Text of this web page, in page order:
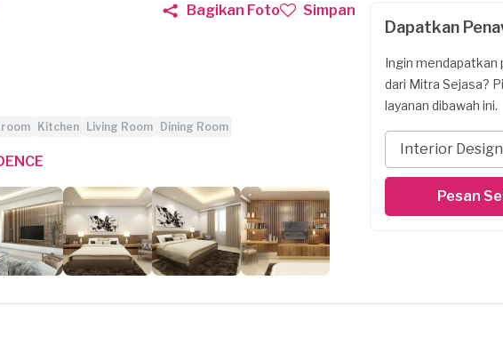
Bagikan Foto Simpan
Kitchen Living Room Dining Room
Dapatkan
Ingin mendapatkan
dari Mitra Sejasa?
layanan dibawah ini.
Interior
Pesan